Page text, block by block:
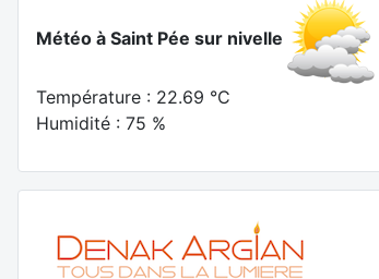
Météo à Saint Pée sur nivelle
Température : 22.69 °C
Humidité : 75 %